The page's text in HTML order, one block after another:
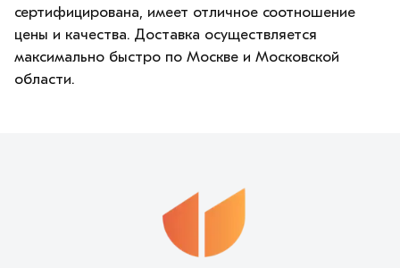
сертифицирована, имеет отличное соотношение
цены и качества. Доставка осуществляется
максимально быстро по Москве и Московской
области.